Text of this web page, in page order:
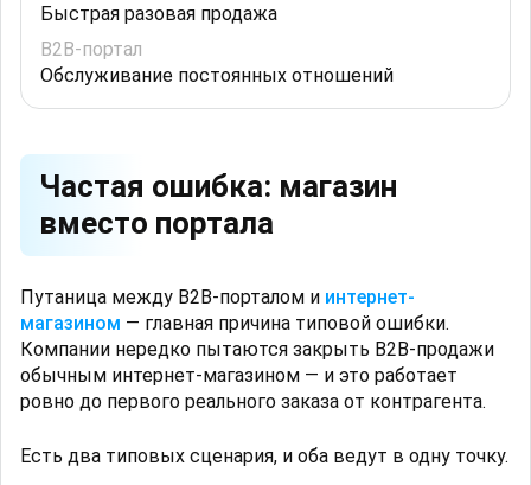
Быстрая разовая продажа
Обслуживание постоянных отношений
Частая ошибка: магазин
вместо портала
Путаница между B2B-порталом и интернет-
магазином — главная причина типовой ошибки.
Компании нередко пытаются закрыть B2B-продажи
обычным интернет-магазином — и это работает
ровно до первого реального заказа от контрагента.
Есть два типовых сценария, и оба ведут в одну точку.